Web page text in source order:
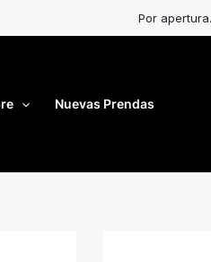
Por
Nuevas Prendas